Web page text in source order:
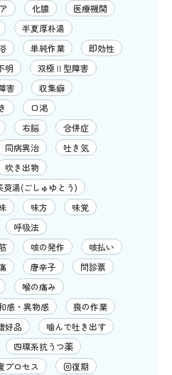
化膿
医療機関
半夏厚朴湯
単純作業
即効性
明
双極Ⅱ型障害
害
収集癖
口渇
右脳
合併症
同病異治
吐き気
吹き出物
萸湯(ごしゅゆとう)
味方
味覚
呼吸法
咳の発作
咳払い
唐辛子
問診票
喉の痛み
感・異物感
喪の作業
好品
噛んで吐き出す
四環系抗うつ薬
プロセス
回復期